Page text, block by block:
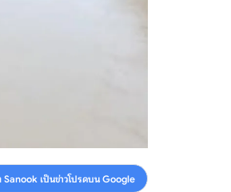
Sanook เป็นข่าวโปรดบน Google